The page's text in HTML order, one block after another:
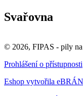
Svařovna
© 2026, FIPAS - pily na
Prohlášení o přístupnosti
Eshop vytvořila